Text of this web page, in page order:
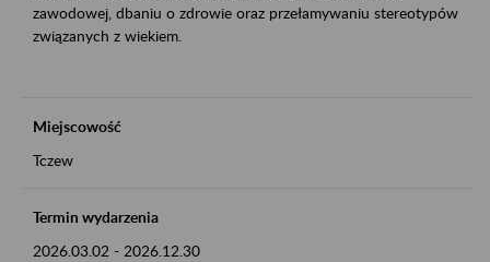
zawodowej, dbaniu o zdrowie oraz przełamywaniu stereotypów
związanych z wiekiem.
Miejscowość
Tczew
Termin wydarzenia
2026.03.02 - 2026.12.30